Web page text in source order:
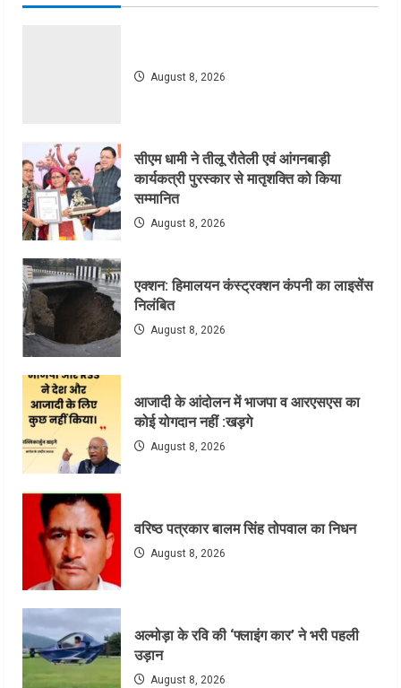
August 8, 2026
सीएम धामी ने तीलू रौतेली एवं आंगनबाड़ी
कार्यकत्री पुरस्कार से मातृशक्ति को किया
सम्मानित
August 8, 2026
एक्शन: हिमालयन कंस्ट्रक्शन कंपनी का लाइसेंस
निलंबित
August 8, 2026
आजादी के आंदोलन में भाजपा व आरएसएस का
कोई योगदान नहीं :खड़गे
August 8, 2026
वरिष्ठ पत्रकार बालम सिंह तोपवाल का निधन
August 8, 2026
अल्मोड़ा के रवि की ‘फ्लाइंग कार’ ने भरी पहली
उड़ान
August 8, 2026